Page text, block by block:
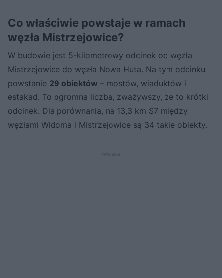
Co właściwie powstaje w ramach
węzła Mistrzejowice?
W budowie jest 5-kilometrowy odcinek od węzła
Mistrzejowice do węzła Nowa Huta. Na tym odcinku
powstanie 29 obiektów – mostów, wiaduktów i
estakad. To ogromna liczba, zważywszy, że to krótki
odcinek. Dla porównania, na 13,3 km S7 między
węzłami Widoma i Mistrzejowice są 34 takie obiekty.